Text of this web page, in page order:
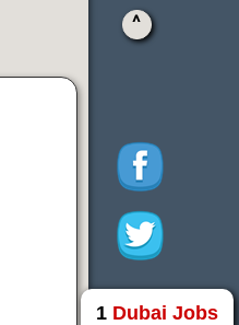
^
1 Dubai Jobs